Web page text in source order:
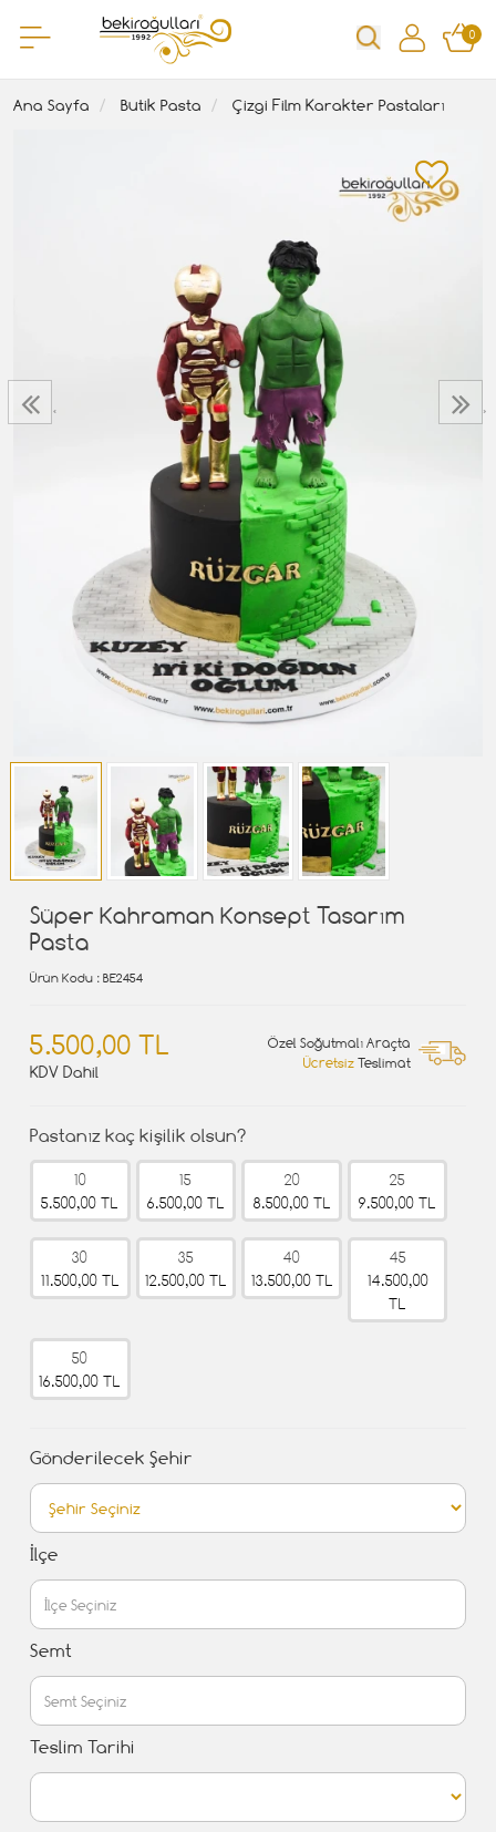
0
Ana Sayfa Butik Pasta Çizgi Film Karakter Pastaları
‹ ›
Süper Kahraman Konsept Tasarım
Pasta
Ürün Kodu : BE2454
5.500,00 TL
KDV Dahil
Özel Soğutmalı Araçta
Ücretsiz Teslimat
Pastanız kaç kişilik olsun?
10
5.500,00 TL
15
6.500,00 TL
20
8.500,00 TL
25
9.500,00 TL
30
11.500,00 TL
35
12.500,00 TL
40
13.500,00 TL
45
14.500,00
TL
50
16.500,00 TL
Gönderilecek Şehir
İlçe
Semt
Teslim Tarihi